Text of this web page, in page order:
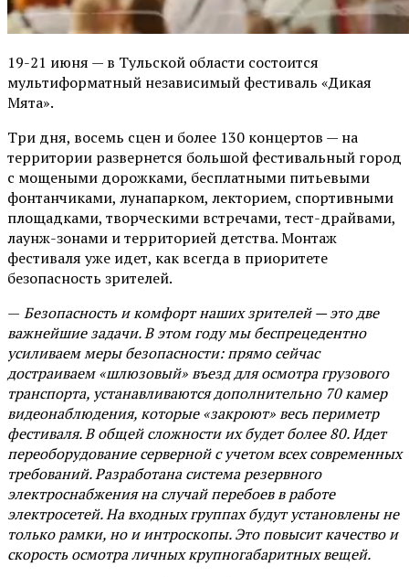
19-21 июня — в Тульской области состоится
мультиформатный независимый фестиваль «Дикая
Мята».
Три дня, восемь сцен и более 130 концертов — на
территории развернется большой фестивальный город
с мощеными дорожками, бесплатными питьевыми
фонтанчиками, лунапарком, лекторием, спортивными
площадками, творческими встречами, тест-драйвами,
лаунж-зонами и территорией детства. Монтаж
фестиваля уже идет, как всегда в приоритете
безопасность зрителей.
— Безопасность и комфорт наших зрителей — это две
важнейшие задачи. В этом году мы беспрецедентно
усиливаем меры безопасности: прямо сейчас
достраиваем «шлюзовый» въезд для осмотра грузового
транспорта, устанавливаются дополнительно 70 камер
видеонаблюдения, которые «закроют» весь периметр
фестиваля. В общей сложности их будет более 80. Идет
переоборудование серверной с учетом всех современных
требований. Разработана система резервного
электроснабжения на случай перебоев в работе
электросетей. На входных группах будут установлены не
только рамки, но и интроскопы. Это повысит качество и
скорость осмотра личных крупногабаритных вещей.